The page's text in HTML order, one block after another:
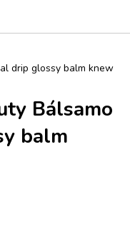
drip glossy balm knew
Bálsamo
balm